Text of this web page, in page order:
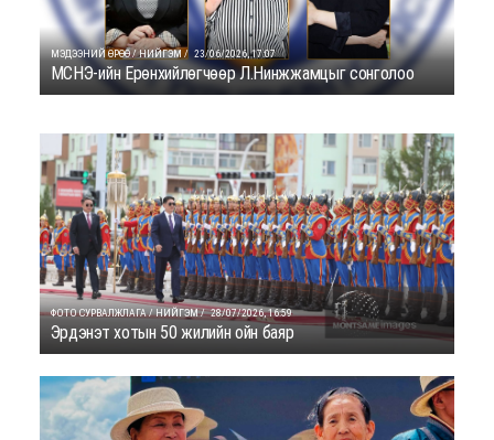
МЭДЭЭНИЙ ӨРӨӨ / НИЙГЭМ / 23/06/2026, 17:07
МСНЭ-ийн Ерөнхийлөгчөөр Л.Нинжжамцыг сонголоо
ФОТО СУРВАЛЖЛАГА / НИЙГЭМ / 28/07/2026, 16:59
Эрдэнэт хотын 50 жилийн ойн баяр